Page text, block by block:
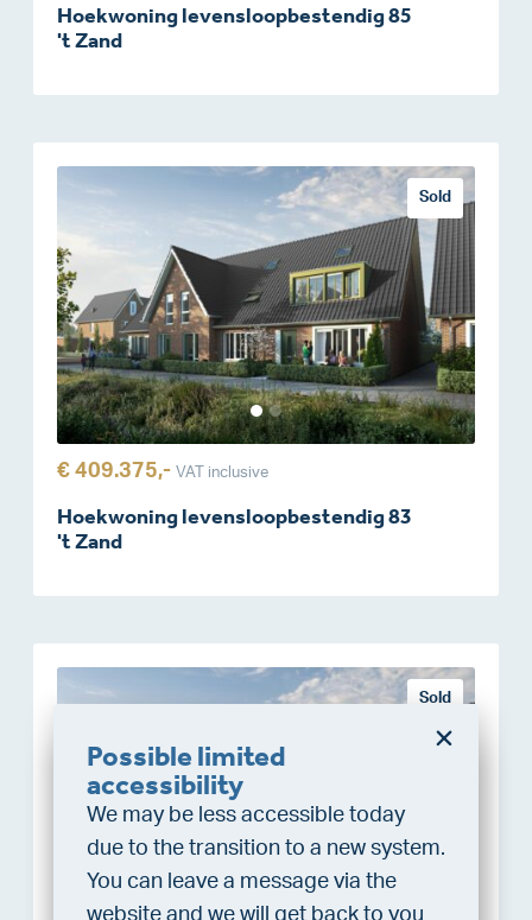
Hoekwoning levensloopbestendig 85
't Zand
Sold
€ 409.375,- VAT inclusive
Hoekwoning levensloopbestendig 83
't Zand
Sold
Do you want a better
chance at being assigned a
home?
Do the financing check and get
“priority” allocation. As an exclusive
Possible limited
accessibility
We may be less accessible today
due to the transition to a new system.
You can leave a message via the
website and we will get back to you